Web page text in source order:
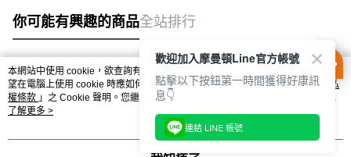
你可能有興趣的商品全站排行
熱門標籤
本網站中使用 cookie，欲查詢有關本網站使用 cookie 方式之詳情，及若您不希
望在電腦上使用 cookie 時應如何變更電腦的 cookie 設定，請參閱本網站「
隱私
權條款 」之 Cookie 聲明。您繼續使用本網站即表示您同意本公司得按本網站使
用條款之 Cookie 聲明使用 cookie。
了解更多 >
歡迎加入摩曼頓Line官方帳號
點擊以下按鈕第一時間獲得好康訊
息👇
連結 LINE 帳號